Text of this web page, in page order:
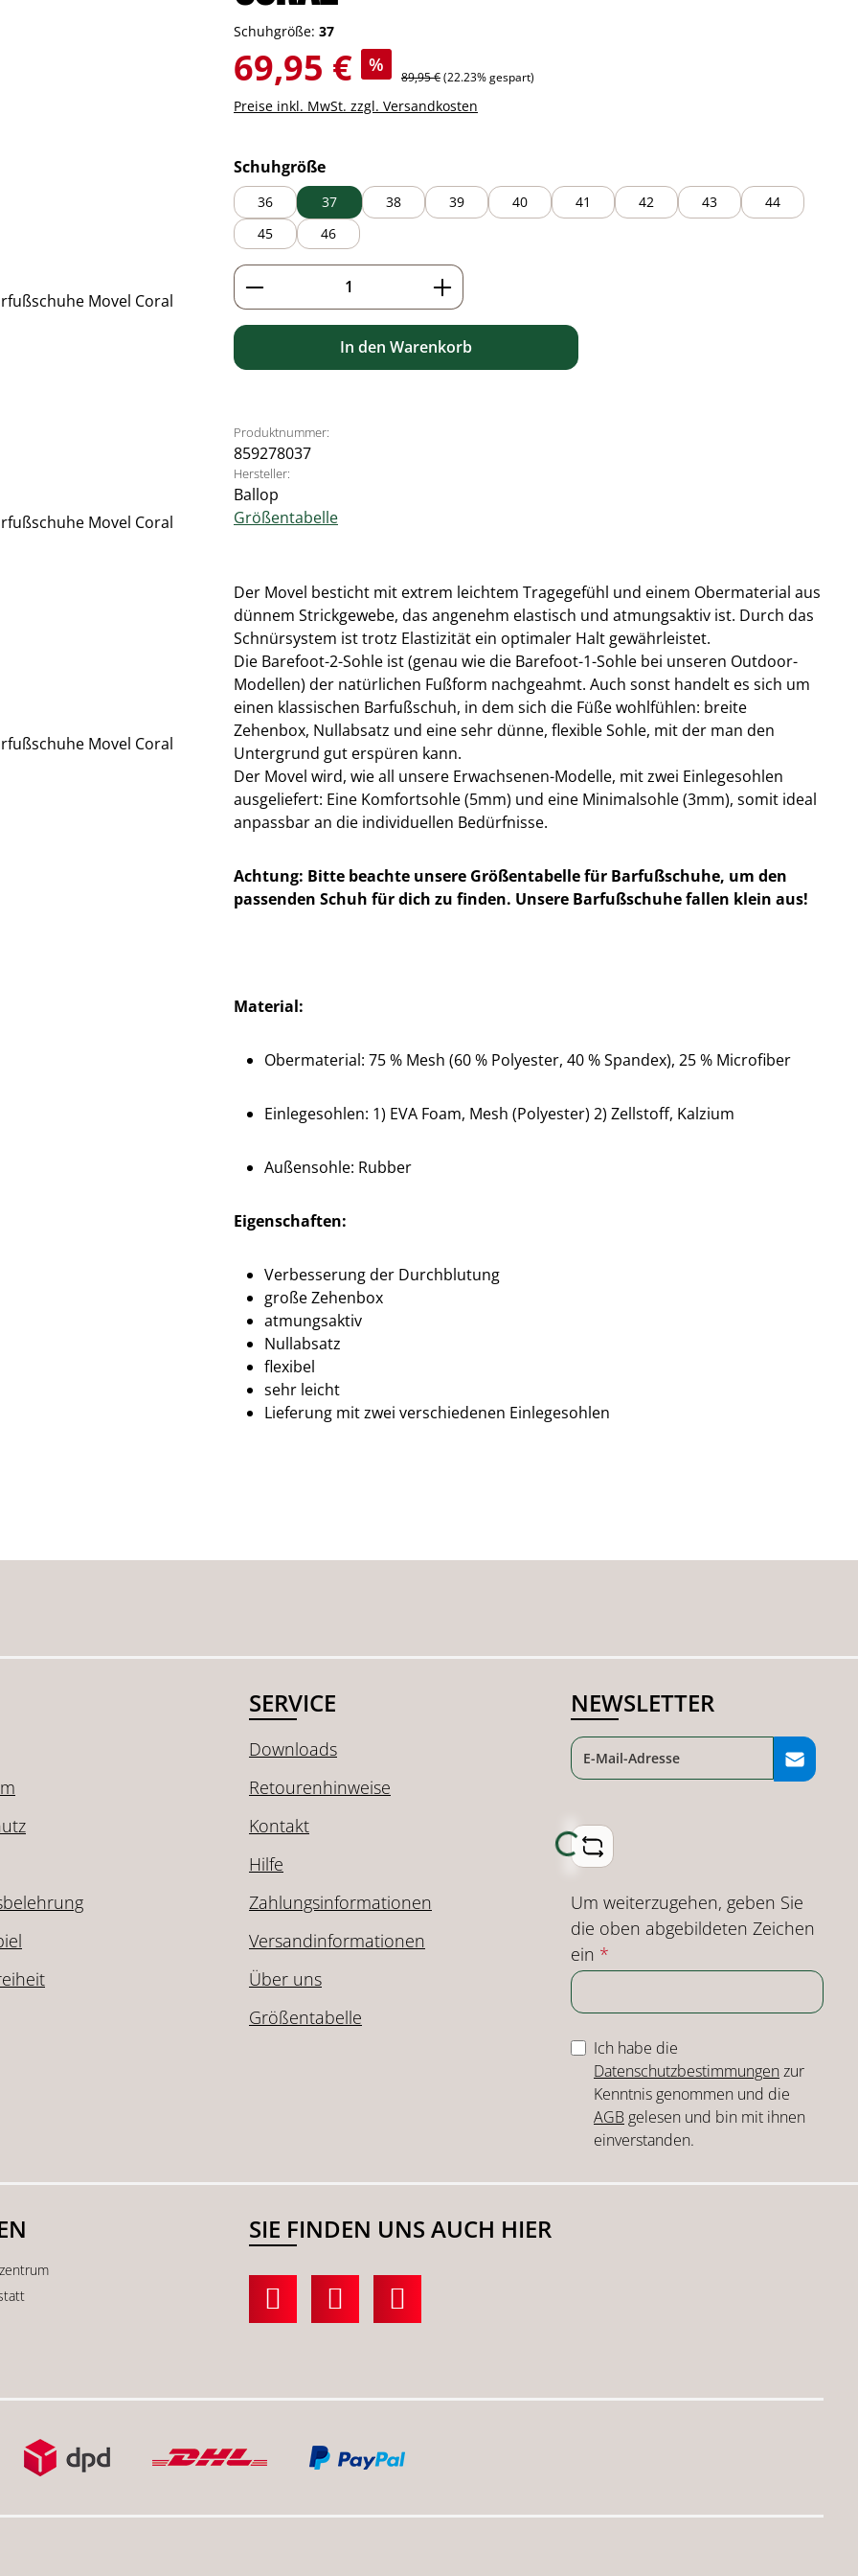
Schuhgröße: 37
Verkaufspreis:
69,95 € %
Regulärer Preis:
89,95 €(22.23% gespart)
Preise inkl. MwSt. zzgl. Versandkosten
Schuhgrößeauswählen
36 37 38 39 40 41 42 43
44
45
46
Produkt Anzahl: Gib den gewünschten Wert ein oder
In den Warenkorb
Produktnummer:
859278037
Hersteller:
Ballop
Größentabelle
Der Movel besticht mit extrem leichtem Tragegefühl und einem Obermaterial aus
dünnem Strickgewebe, das angenehm elastisch und atmungsaktiv ist. Durch das
Schnürsystem ist trotz Elastizität ein optimaler Halt gewährleistet.
Die Barefoot-2-Sohle ist (genau wie die Barefoot-1-Sohle bei unseren Outdoor-
Modellen) der natürlichen Fußform nachgeahmt. Auch sonst handelt es sich um
einen klassischen Barfußschuh, in dem sich die Füße wohlfühlen: breite
Zehenbox, Nullabsatz und eine sehr dünne, flexible Sohle, mit der man den
Untergrund gut erspüren kann.
Der Movel wird, wie all unsere Erwachsenen-Modelle, mit zwei Einlegesohlen
ausgeliefert: Eine Komfortsohle (5mm) und eine Minimalsohle (3mm), somit ideal
anpassbar an die individuellen Bedürfnisse.
Achtung: Bitte beachte unsere Größentabelle für Barfußschuhe, um den
passenden Schuh für dich zu finden. Unsere Barfußschuhe fallen klein aus!
Material:
Obermaterial: 75 % Mesh (60 % Polyester, 40 % Spandex), 25 % Microfiber
Einlegesohlen: 1) EVA Foam, Mesh (Polyester) 2) Zellstoff, Kalzium
Außensohle: Rubber
Eigenschaften:
Verbesserung der Durchblutung
große Zehenbox
atmungsaktiv
Nullabsatz
flexibel
sehr leicht
Lieferung mit zwei verschiedenen Einlegesohlen
SERVICE
Downloads
Retourenhinweise
Kontakt
Hilfe
Zahlungsinformationen
Versandinformationen
Über uns
Größentabelle
NEWSLETTER
Loading...
Um weiterzugehen, geben Sie
die oben abgebildeten Zeichen
ein *
Ich habe die
Datenschutzbestimmungenzur
Kenntnis genommen und die
AGB gelesen und bin mit ihnen
einverstanden.
SIE FINDEN UNS AUCH HIER